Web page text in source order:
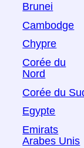
Brunei
Cambodge
Chypre
Corée du
Nord
Corée du
Egypte
Emirats
Arabes Unis